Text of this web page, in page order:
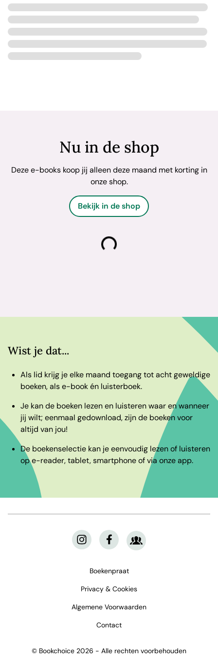
Nu in de shop
Deze e-books koop jij alleen deze maand met korting in
onze shop.
Bekijk in de shop
laden
Wist je dat...
Als lid krijg je elke maand toegang tot acht geweldige
boeken, als e-book én luisterboek.
Je kan de boeken lezen en luisteren waar en wanneer
jij wilt; eenmaal gedownload, zijn de boeken voor
altijd van jou!
De boekenselectie kan je eenvoudig lezen of luisteren
op e-reader, tablet, smartphone of via onze app.
Boekenpraat
Privacy & Cookies
Algemene Voorwaarden
Contact
© Bookchoice 2026 - Alle rechten voorbehouden